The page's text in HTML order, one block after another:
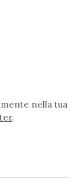
nella tua
.